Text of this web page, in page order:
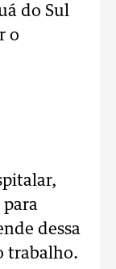
do Sul
o
para
dessa
trabalho.